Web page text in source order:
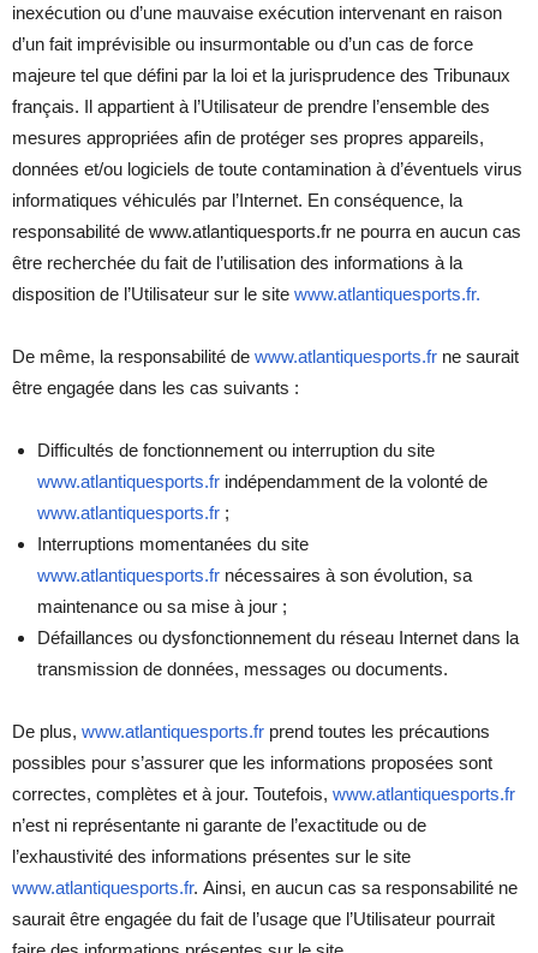
inexécution ou d’une mauvaise exécution intervenant en raison
d’un fait imprévisible ou insurmontable ou d’un cas de force
majeure tel que défini par la loi et la jurisprudence des Tribunaux
français. Il appartient à l’Utilisateur de prendre l’ensemble des
mesures appropriées afin de protéger ses propres appareils,
données et/ou logiciels de toute contamination à d’éventuels virus
informatiques véhiculés par l’Internet. En conséquence, la
responsabilité de www.atlantiquesports.fr ne pourra en aucun cas
être recherchée du fait de l’utilisation des informations à la
disposition de l’Utilisateur sur le site www.atlantiquesports.fr.
De même, la responsabilité de www.atlantiquesports.fr ne saurait
être engagée dans les cas suivants :
Difficultés de fonctionnement ou interruption du site
www.atlantiquesports.fr indépendamment de la volonté de
www.atlantiquesports.fr ;
Interruptions momentanées du site
www.atlantiquesports.fr nécessaires à son évolution, sa
maintenance ou sa mise à jour ;
Défaillances ou dysfonctionnement du réseau Internet dans la
transmission de données, messages ou documents.
De plus, www.atlantiquesports.fr prend toutes les précautions
possibles pour s’assurer que les informations proposées sont
correctes, complètes et à jour. Toutefois, www.atlantiquesports.fr
n’est ni représentante ni garante de l’exactitude ou de
l’exhaustivité des informations présentes sur le site
www.atlantiquesports.fr. Ainsi, en aucun cas sa responsabilité ne
saurait être engagée du fait de l’usage que l’Utilisateur pourrait